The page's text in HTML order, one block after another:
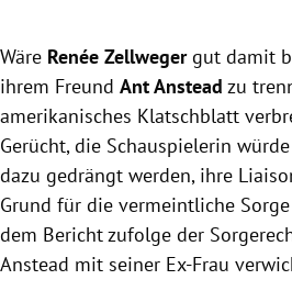
Untermenü
Untermenü
Untermenü
Untermenü
Wäre Renée Zellwegergut damit
ihrem Freund Ant Anstead zu
amerikanisches Klatschblatt
Gerücht, die Schauspielerin
dazu gedrängt werden, ihre
Grund für die vermeintliche
dem Bericht zufolge der
Anstead mit seiner Ex-Frau